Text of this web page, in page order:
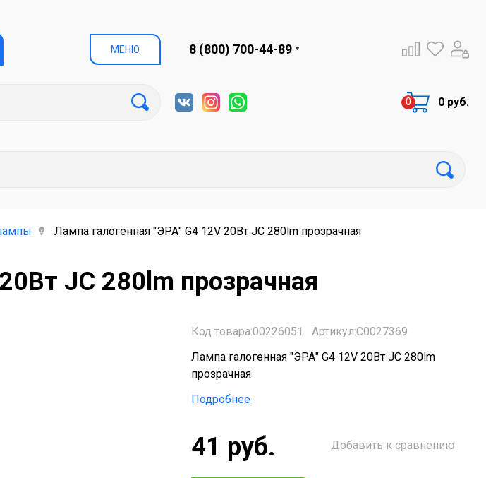
МЕНЮ 8 (800) 700-44-89
0 руб.
Лампа галогенная "ЭРА" G4 12V 20Вт JC 280lm прозрачная
JC 280lm прозрачная
Код товара:00226051
Артикул:C0027369
Лампа галогенная "ЭРА" G4 12V 20Вт JC 280lm
прозрачная
Подробнее
41 руб. Добавить к сравнению